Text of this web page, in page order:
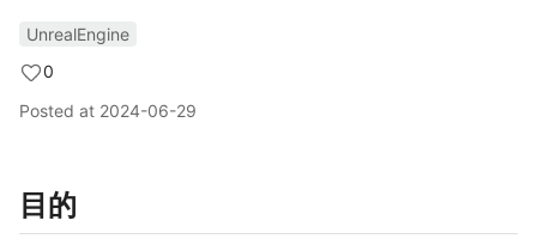
UnrealEngine
0
Posted at 2024-06-29
目的